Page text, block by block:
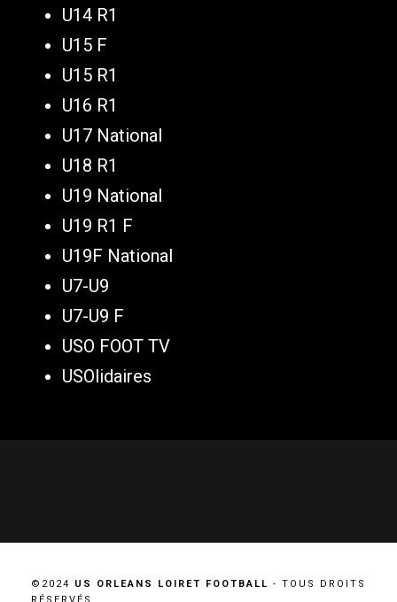
U14 R1
U15 F
U15 R1
U16 R1
U17 National
U18 R1
U19 National
U19 R1 F
U19F National
U7-U9
U7-U9 F
USO FOOT TV
USOlidaires
©2024 US ORLEANS LOIRET FOOTBALL - TOUS DROITS